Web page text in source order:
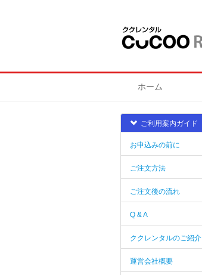
ホーム
ご利用案内ガイド
お申込みの前に
ご注文方法
ご注文後の流れ
Q & A
ククレンタルのご紹介
運営会社概要